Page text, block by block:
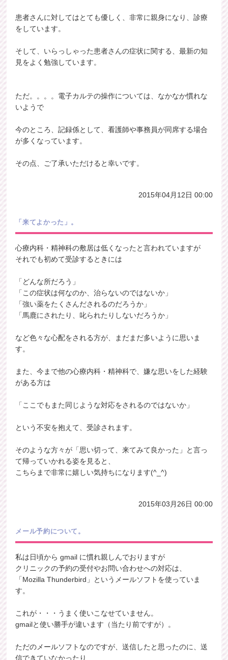
患者さんに対してはとても優しく、非常に親身になり、診療
をしています。
そして、いらっしゃった患者さんの症状に関する、最新の知
見をよく勉強しています。
ただ。。。。電子カルテの操作については、なかなか慣れな
いようで
今のところ、記録係として、看護師や事務員が同席する場合
が多くなっています。
その点、ご了承いただけると幸いです。
2015年04月12日 00:00
「来てよかった」。
心療内科・精神科の敷居は低くなったと言われていますが
それでも初めて受診するときには
「どんな所だろう」
「この症状は何なのか、治らないのではないか」
「強い薬をたくさんだされるのだろうか」
「馬鹿にされたり、叱られたりしないだろうか」
など色々な心配をされる方が、まだまだ多いように思いま
す。
また、今まで他の心療内科・精神科で、嫌な思いをした経験
がある方は
「ここでもまた同じような対応をされるのではないか」
という不安を抱えて、受診されます。
そのような方々が「思い切って、来てみて良かった」と言っ
て帰っていかれる姿を見ると、
こちらまで非常に嬉しい気持ちになります(^_^)
2015年03月26日 00:00
メール予約について。
私は日頃から gmail に慣れ親しんでおりますが
クリニックの予約の受付やお問い合わせへの対応は、
「Mozilla Thunderbird」というメールソフトを使っていま
す。
これが・・・うまく使いこなせていません。
gmailと使い勝手が違います（当たり前ですが）。
ただのメールソフトなのですが、送信したと思ったのに、送
信できていなかったり